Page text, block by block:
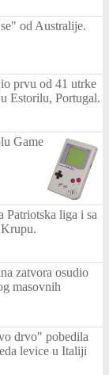
od Australije.
prvu od 41 utrke
Estorilu, Portugal.
Game
liga i sa
zatvora osudio
masovnih
drvo" pobedila
levice u Italiji